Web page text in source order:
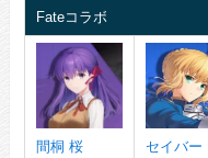
Fateコラボ
間桐 桜 セイバー